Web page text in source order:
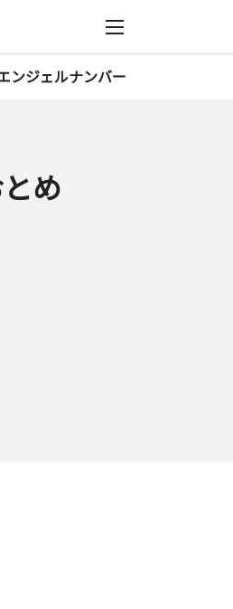
ンジェルナンバー
め